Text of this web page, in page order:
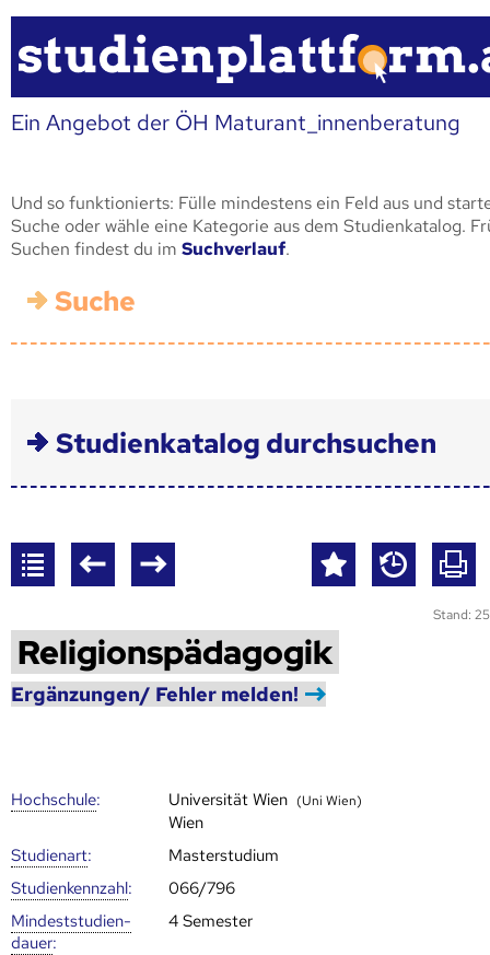
Ein Angebot der ÖH Maturant_innenberatung
Und so funktionierts: Fülle mindestens ein Feld aus und
Suche oder wähle eine Kategorie aus dem Studienkatalog.
Suchen findest du im Suchverlauf.
Suche
Studienkatalog durchsuchen
Stand:
Religionspädagogik
Ergänzungen/ Fehler melden!
Hoch­schule: Universität Wien (Uni Wien)
Wien
Studienart:
Masterstudium
Studien­kenn­zahl:
066/796
Mindest­studien­
dauer:
4 Semester